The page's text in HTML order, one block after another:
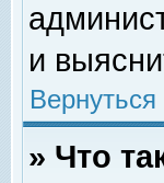
и
» Что